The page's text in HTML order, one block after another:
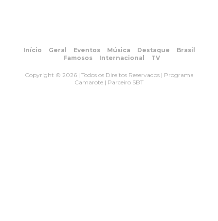
Início Geral Eventos Música Destaque
Brasil
Famosos
Internacional TV
Copyright © 2026 | Todos os Direitos Reservados | Programa
Camarote | Parceiro SBT